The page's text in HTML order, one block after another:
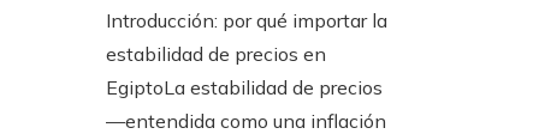
Introducción: por qué importar la
estabilidad de precios en
EgiptoLa estabilidad de precios
—entendida como una inflación